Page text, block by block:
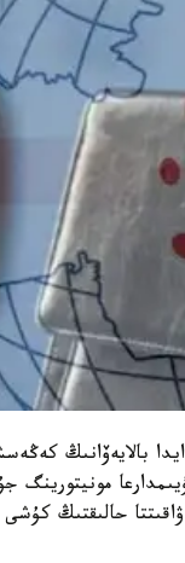
بالايەۆانىڭ
حالىقتىڭ